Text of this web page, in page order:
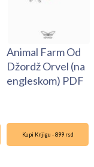
Animal Farm Od
Džordž Orvel (na
engleskom) PDF
Kupi Knjigu - 899 rsd